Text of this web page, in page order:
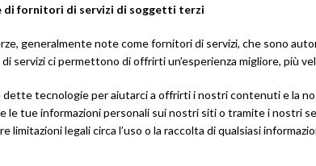
di fornitori di servizi di soggetti terzi
generalmente note come fornitori di servizi, che sono
servizi ci permettono di offrirti un’esperienza migliore, più
dette tecnologie per aiutarci a offrirti i nostri contenuti e la
le tue informazioni personali sui nostri siti o tramite i nostri
limitazioni legali circa l’uso o la raccolta di qualsiasi